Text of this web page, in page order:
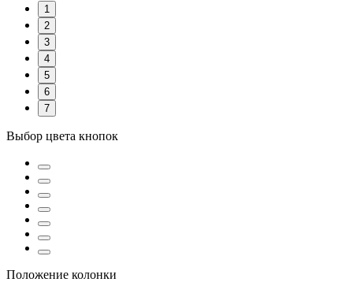
1
2
3
4
5
6
7
Выбор цвета кнопок
Положение колонки